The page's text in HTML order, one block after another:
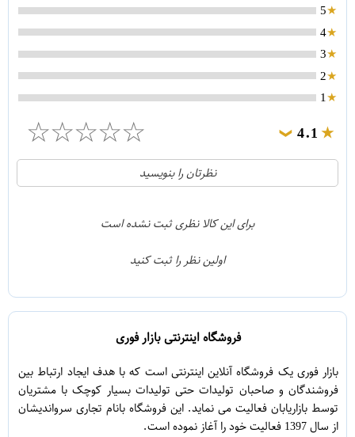
5
4
3
2
1
4.1
❯
☆
☆
☆
☆
☆
21
1
نظرتان را بنویسید
برای این کالا نظری ثبت نشده است
اولین نظر را ثبت کنید
فروشگاه اینترنتی بازار فوری
بازار فوری یک فروشگاه آنلاین اینترنتی است که با هدف ایجاد ارتباط بین
فروشندگان و صاحبان تولیدات حتی تولیدات بسیار کوچک با مشتریان
توسط بازاریابان فعالیت می نماید. این فروشگاه بانام تجاری سرواندیشان
از سال 1397 فعالیت خود را آغاز نموده است.